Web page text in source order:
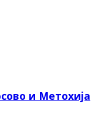
и Метохија